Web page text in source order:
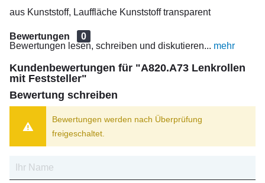
aus Kunststoff, Lauffläche Kunststoff transparent
Bewertungen
0
Bewertungen lesen, schreiben und diskutieren... mehr
Kundenbewertungen für "A820.A73 Lenkrollen
mit Feststeller"
Bewertung schreiben
Bewertungen werden nach Überprüfung
freigeschaltet.